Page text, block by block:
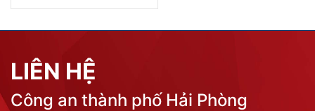
LIÊN HỆ
Công an thành phố Hải Phòng